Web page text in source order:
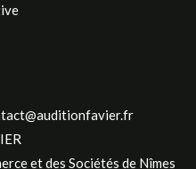
et des Sociétés de Nîmes